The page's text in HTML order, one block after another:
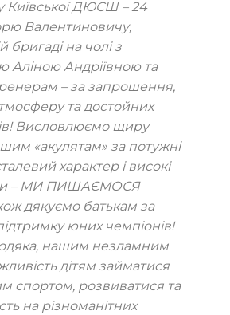
Київської ДЮСШ – 24
Валентиновичу,
бригаді на чолі з
Аліною Андріївноюта
– за запрошення,
та достойних
Висловлюємо щиру
«акулятам» за потужні
характер і високі
– МИ ПИШАЄМОСЯ
дякуємо батькам за
юних чемпіонів!
нашим незламним
дітям займатися
спортом, розвиватися та
на різноманітних